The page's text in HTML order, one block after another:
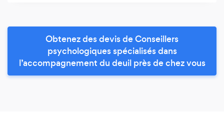
Obtenez des devis de Conseillers
psychologiques spécialisés dans
l’accompagnement du deuil près de chez vous